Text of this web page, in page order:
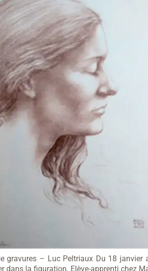
gravures – Luc Peltriaux Du 18
dans la figuration. Elève-apprenti chez